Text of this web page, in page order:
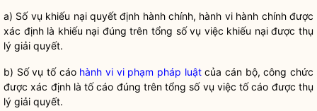
a) Số vụ khiếu nại quyết định hành chính, hành vi hành chính được
xác định là khiếu nại đúng trên tổng số vụ việc khiếu nại được thụ
lý giải quyết.
b) Số vụ tố cáo hành vi vi phạm pháp luậtcủa cán bộ, công chức
được xác định là tố cáo đúng trên tổng số vụ việc tố cáo được thụ
lý giải quyết.